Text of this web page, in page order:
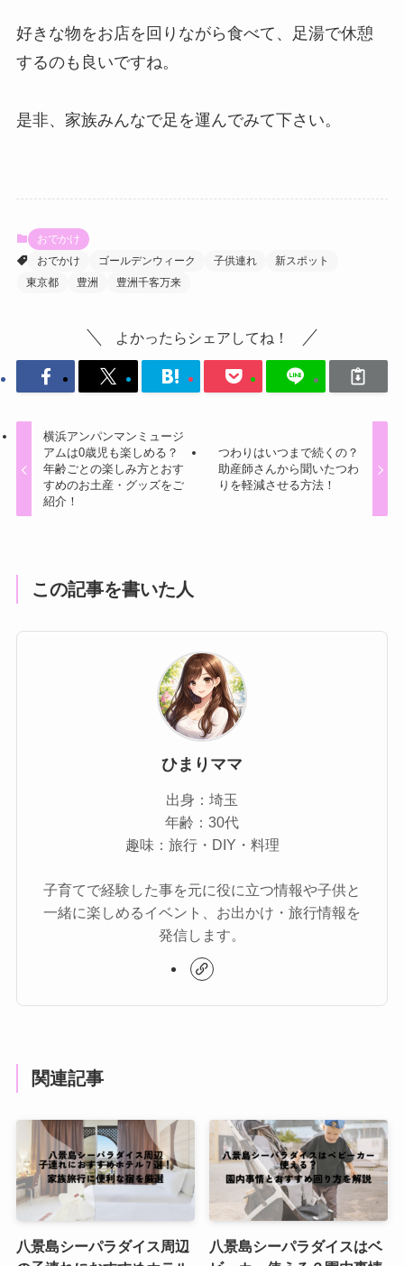
好きな物をお店を回りながら食べて、足湯で休憩
するのも良いですね。
是非、家族みんなで足を運んでみて下さい。
おでかけ
おでかけ
ゴールデンウィーク 子供連れ
新スポット
東京都
豊洲 豊洲千客万来
よかったらシェアしてね！
横浜アンパンマンミュージ
アムは0歳児も楽しめる？
年齢ごとの楽しみ方とおす
すめのお土産・グッズをご
紹介！
つわりはいつまで続くの？
助産師さんから聞いたつわ
りを軽減させる方法！
この記事を書いた人
ひまりママ
出身：埼玉
年齢：30代
趣味：旅行・DIY・料理
子育てで経験した事を元に役に立つ情報や子供と
一緒に楽しめるイベント、お出かけ・旅行情報を
発信します。
関連記事
八景島シーパラダイス周辺
八景島シーパラダイスはベ